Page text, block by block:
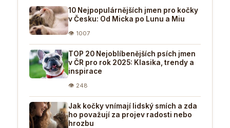
10 Nejpopulárnějších jmen pro kočky
v Česku: Od Micka po Lunu a Miu
👁 1007
TOP 20 Nejoblíbenějších psích jmen
v ČR pro rok 2025: Klasika, trendy a
inspirace
👁 248
Jak kočky vnímají lidský smích a zda
ho považují za projev radosti nebo
hrozbu